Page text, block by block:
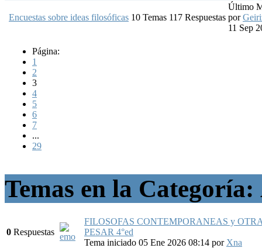
Encuestas sobre ideas filosóficas 10 Temas 117 Respuestas
Último
por
11 Sep
Página:
1
2
3
4
5
6
7
...
29
Temas en la
0 Respuestas
FILOSOFAS CONTEMPORANEAS y
PESAR 4°ed
Tema iniciado 05 Ene 2026 08:14 por Xna